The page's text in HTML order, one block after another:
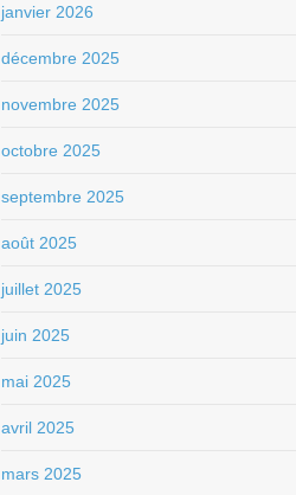
janvier 2026
décembre 2025
novembre 2025
octobre 2025
septembre 2025
août 2025
juillet 2025
juin 2025
mai 2025
avril 2025
mars 2025